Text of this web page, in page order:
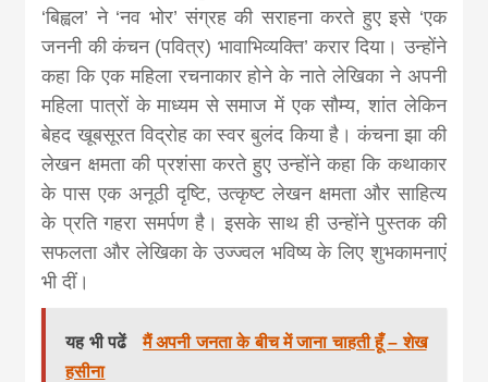
‘बिह्वल’ ने ‘नव भोर’ संग्रह की सराहना करते हुए इसे ‘एक
जननी की कंचन (पवित्र) भावाभिव्यक्ति’ करार दिया। उन्होंने
कहा कि एक महिला रचनाकार होने के नाते लेखिका ने अपनी
महिला पात्रों के माध्यम से समाज में एक सौम्य, शांत लेकिन
बेहद खूबसूरत विद्रोह का स्वर बुलंद किया है। कंचना झा की
लेखन क्षमता की प्रशंसा करते हुए उन्होंने कहा कि कथाकार
के पास एक अनूठी दृष्टि, उत्कृष्ट लेखन क्षमता और साहित्य
के प्रति गहरा समर्पण है। इसके साथ ही उन्होंने पुस्तक की
सफलता और लेखिका के उज्ज्वल भविष्य के लिए शुभकामनाएं
भी दीं।
यह भी पढें
मैं अपनी जनता के बीच में जाना चाहती हूँ – शेख
हसीना